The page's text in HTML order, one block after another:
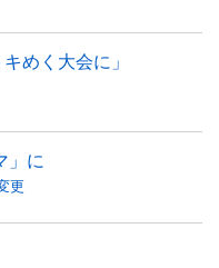
めく大会に」
」に
更